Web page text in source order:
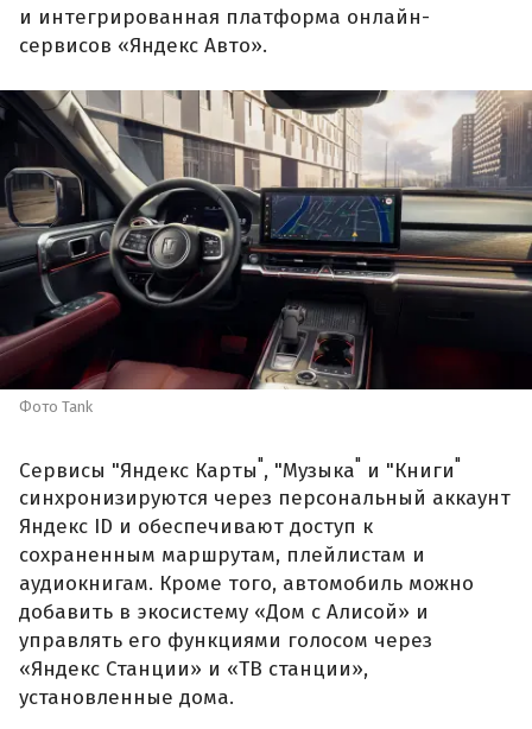
и интегрированная платформа онлайн-
сервисов «Яндекс Авто».
Фото Tank
Сервисы "Яндекс Карты", "Музыка" и "Книги"
синхронизируются через персональный аккаунт
Яндекс ID и обеспечивают доступ к
сохраненным маршрутам, плейлистам и
аудиокнигам. Кроме того, автомобиль можно
добавить в экосистему «Дом с Алисой» и
управлять его функциями голосом через
«Яндекс Станции» и «ТВ станции»,
установленные дома.